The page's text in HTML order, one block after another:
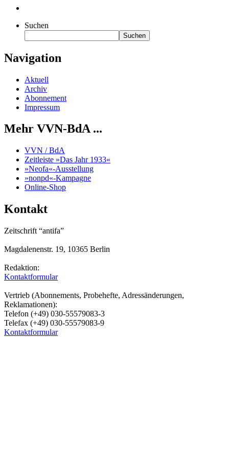
Suchen
Suchen
Navigation
Aktuell
Archiv
Abonnement
Impressum
Mehr VVN-BdA ...
VVN / BdA
Zeitleiste »Das Jahr 1933«
»Neofa«-Ausstellung
»nonpd«-Kampagne
Online-Shop
Kontakt
Zeitschrift “antifa”
Magdalenenstr. 19, 10365 Berlin
Redaktion:
Kontaktformular
Vertrieb (Abonnements, Probehefte, Adressänderungen,
Reklamationen):
Telefon (+49) 030-55579083-3
Telefax (+49) 030-55579083-9
Kontaktformular